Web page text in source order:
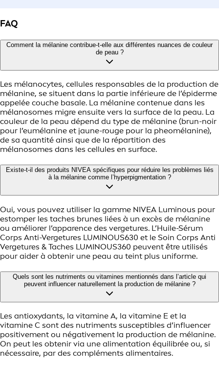
FAQ
Comment la mélanine contribue-t-elle aux différentes nuances de couleur
de peau ?
Les mélanocytes, cellules responsables de la production de
mélanine, se situent dans la partie inférieure de l’épiderme
appelée couche basale. La mélanine contenue dans les
mélanosomes migre ensuite vers la surface de la peau. La
couleur de la peau dépend du type de mélanine (brun-noir
pour l’eumélanine et jaune-rouge pour la pheomélanine),
de sa quantité ainsi que de la répartition des
mélanosomes dans les cellules en surface.
Existe-t-il des produits NIVEA spécifiques pour réduire les problèmes liés
à la mélanine comme l’hyperpigmentation ?
Oui, vous pouvez utiliser la gamme NIVEA Luminous pour
estomper les taches brunes liées à un excès de mélanine
ou améliorer l’apparence des vergetures. L’Huile-Sérum
Corps Anti-Vergetures LUMINOUS630 et le Soin Corps Anti
Vergetures & Taches LUMINOUS360 peuvent être utilisés
pour aider à obtenir une peau au teint plus uniforme.
Quels sont les nutriments ou vitamines mentionnés dans l’article qui
peuvent influencer naturellement la production de mélanine ?
Les antioxydants, la vitamine A, la vitamine E et la
vitamine C sont des nutriments susceptibles d’influencer
positivement ou négativement la production de mélanine.
On peut les obtenir via une alimentation équilibrée ou, si
nécessaire, par des compléments alimentaires.